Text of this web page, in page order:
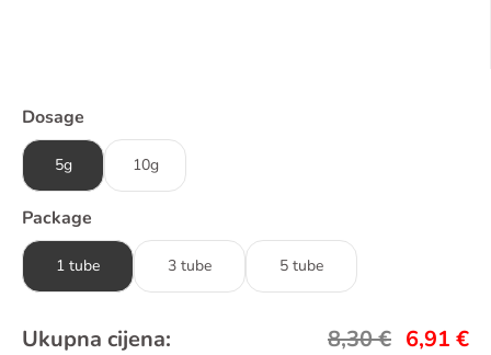
Dosage
5g 10g
Package
1 tube 3 tube 5 tube
Ukupna cijena: 8,30€ 6,91 €